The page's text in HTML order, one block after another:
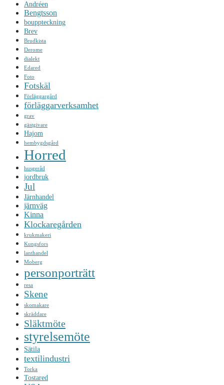
Andréen
Bengtsson
bouppteckning
Brev
Brudkista
Derome
dialekt
Edared
Foto
Fotskäl
Förläggargård
förläggarverksamhet
grav
gästgivare
Hajom
hembygdsgård
Horred
husgeråd
jordbruk
Jul
Järnhandel
järnväg
Kinna
Klockaregården
krukmakeri
Kungsfors
lanthandel
Moberg
personporträtt
resa
Skene
skomakare
skräddare
Släktmöte
styrelsemöte
Sätila
textilindustri
Torka
Tostared